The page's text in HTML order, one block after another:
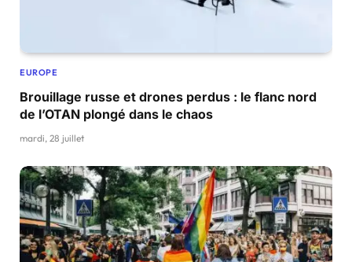
EUROPE
Brouillage russe et drones perdus : le flanc nord
de l’OTAN plongé dans le chaos
mardi, 28 juillet